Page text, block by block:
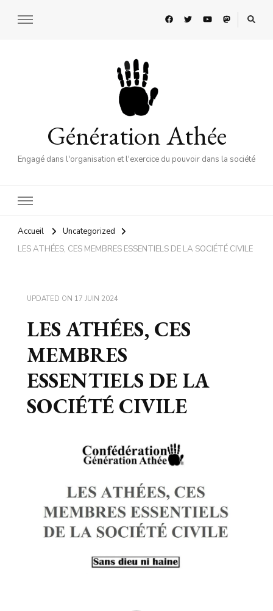
Génération Athée
Engagé dans l'organisation et l'exercice du pouvoir dans la société
Accueil
Uncategorized
LES ATHÉES, CES MEMBRES ESSENTIELS DE LA SOCIÉTÉ CIVILE
UPDATED ON 17 JUIN 2024
LES ATHÉES, CES
MEMBRES
ESSENTIELS DE LA
SOCIÉTÉ CIVILE